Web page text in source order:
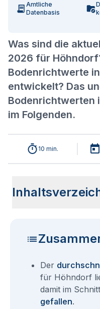
Was sind die
2026 für
Bodenrichtwerte
entwickelt? Das
Bodenrichtwerten
im Folgenden.
Amtliche
Datenbasis
10 min.
Der
für Höhndorf
damit im
gefallen.